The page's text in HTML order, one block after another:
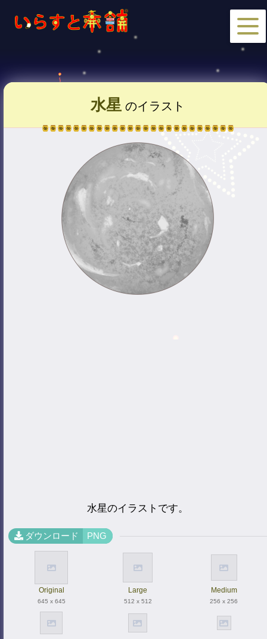
水星 のイラスト
水星のイラストです。
ダウンロード PNG
Original
645 x 645
Large
512 x 512
Medium
256 x 256